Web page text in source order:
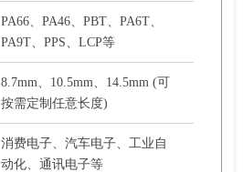
PA66、PA46、PBT、PA6T、
PA9T、PPS、LCP等
8.7mm、10.5mm、14.5mm (可
按需定制任意长度)
消费电子、汽车电子、工业自
动化、通讯电子等